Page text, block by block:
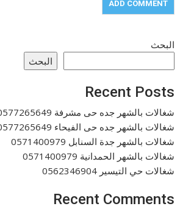
البحث
البحث
Recent Posts
شغالات بالشهر جده حى مشرفة 0577265649
شغالات بالشهر جده حى الفيحاء 0577265649
شغالات بالشهر جدة السنابل 0571400979
شغالات بالشهر الحمدانية 0571400979
شغالات حي التيسير 0562346904
Recent Comments